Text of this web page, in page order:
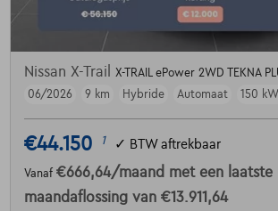
Nissan X-Trail
X-TRAIL ePower 2WD TEKNA
06/2026
9 km Hybride Automaat 150
€44.150 1 ✓ BTW aftrekbaar
Vanaf €666,64/maand met een laatste
maandaflossing van €13.911,64